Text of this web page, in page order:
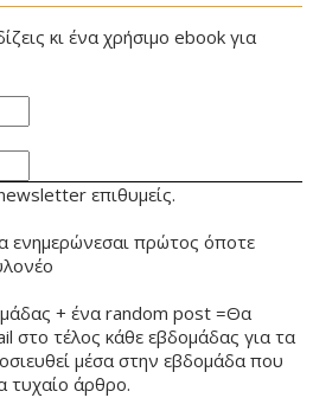
κι ένα χρήσιμο ebook για
επιθυμείς.
ενημερώνεσαι πρώτος όποτε
+ ένα random post =Θα
στο τέλος κάθε εβδομάδας για τα
μέσα στην εβδομάδα που
τυχαίο άρθρο.